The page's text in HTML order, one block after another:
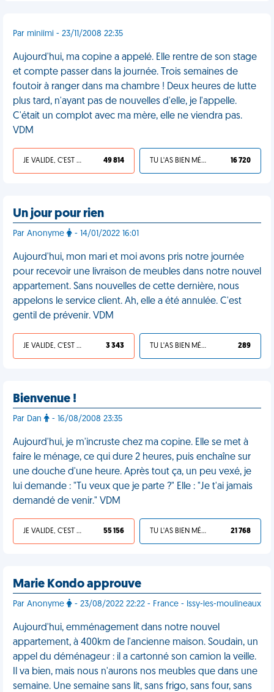
Par miniimi - 23/11/2008 22:35
Aujourd'hui, ma copine a appelé. Elle rentre de son stage
et compte passer dans la journée. Trois semaines de
foutoir à ranger dans ma chambre ! Deux heures de lutte
plus tard, n'ayant pas de nouvelles d'elle, je l'appelle.
C'était un complot avec ma mère, elle ne viendra pas.
VDM
JE VALIDE, C'EST UNE VDM 49 814 TU L'AS BIEN MÉRITÉ 16 720
Un jour pour rien
Par Anonyme - 14/01/2022 16:01
Aujourd'hui, mon mari et moi avons pris notre journée
pour recevoir une livraison de meubles dans notre nouvel
appartement. Sans nouvelles de cette dernière, nous
appelons le service client. Ah, elle a été annulée. C'est
gentil de prévenir. VDM
JE VALIDE, C'EST UNE VDM 3 343 TU L'AS BIEN MÉRITÉ 289
Bienvenue !
Par Dan - 16/08/2008 23:35
Aujourd'hui, je m'incruste chez ma copine. Elle se met à
faire le ménage, ce qui dure 2 heures, puis enchaîne sur
une douche d'une heure. Après tout ça, un peu vexé, je
lui demande : "Tu veux que je parte ?" Elle : "Je t'ai jamais
demandé de venir." VDM
JE VALIDE, C'EST UNE VDM 55 156 TU L'AS BIEN MÉRITÉ 21 768
Marie Kondo approuve
Par Anonyme - 23/08/2022 22:22 - France - Issy-les-moulineaux
Aujourd'hui, emménagement dans notre nouvel
appartement, à 400km de l'ancienne maison. Soudain, un
appel du déménageur : il a cartonné son camion la veille.
Il va bien, mais nous n'aurons nos meubles que dans une
semaine. Une semaine sans lit, sans frigo, sans four, sans